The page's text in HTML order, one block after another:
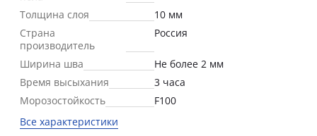
Толщина слоя
10 мм
Страна
производитель
Россия
Ширина шва
Не более 2 мм
Время высыхания
3 часа
Морозостойкость
F100
Все характеристики